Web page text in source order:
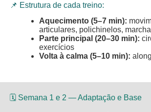
📌 Estrutura de cada treino:
Aquecimento (5–7 min):
articulares, polichinelos,
Parte principal (20–30 min):
exercícios
Volta à calma (5–10 min):
🗓️ Semana 1 e 2 — Adaptação e Base